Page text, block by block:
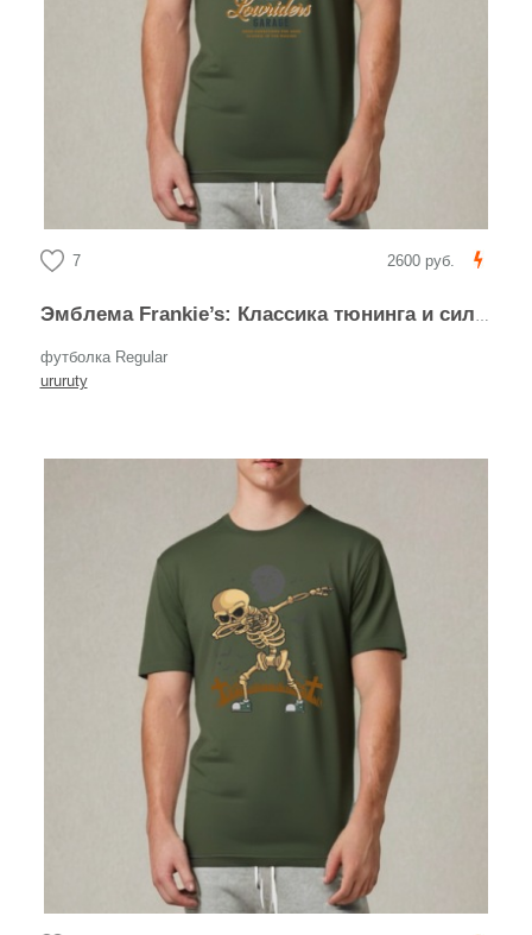
7 2600 руб.
Эмблема Frankie’s: Классика тюнинга и силы мотора
футболка Regular
ururuty